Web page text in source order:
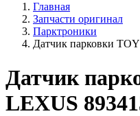
Главная
Запчасти оригинал
Парктроники
Датчик парковки
Датчик
LEXUS